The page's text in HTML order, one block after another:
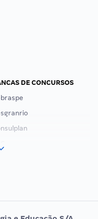
DE CONCURSOS